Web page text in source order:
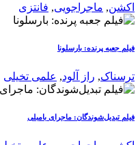
اکشن, ماجراجویی, فانتزی
فیلم جعبه پرنده: بارسلونا
ترسناک, راز آلود, علمی تخیلی
فیلم تبدیل‌شوندگان: ماجرای بامبلی